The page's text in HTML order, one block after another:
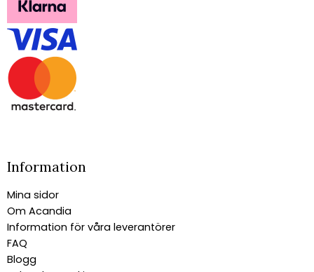
Information
Mina sidor
Om Acandia
Information för våra leverantörer
FAQ
Blogg